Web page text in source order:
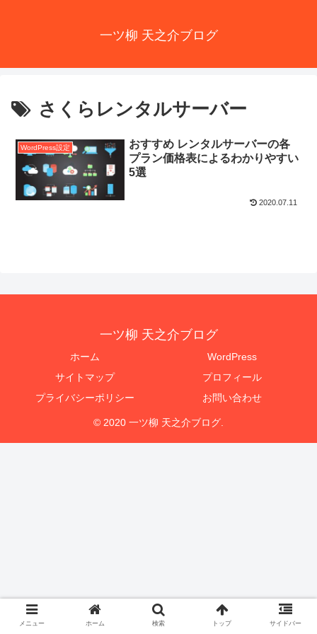
一ツ柳 天之介ブログ
さくらレンタルサーバー
WordPress設定
おすすめ レンタルサーバーの各
プラン価格表によるわかりやすい
5選
2020.07.11
一ツ柳 天之介ブログ
ホーム
WordPress
サイトマップ
プロフィール
プライバシーポリシー
お問い合わせ
© 2020 一ツ柳 天之介ブログ.
メニュー ホーム 検索 トップ サイドバー